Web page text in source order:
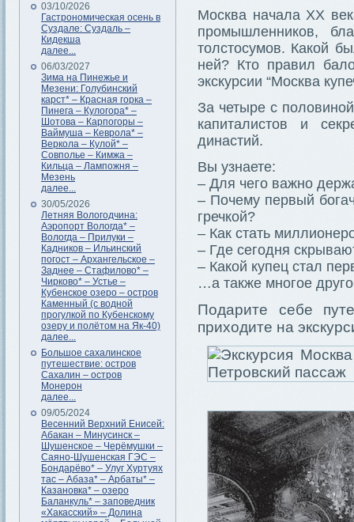
03/10/2026
Гастрономическая осень в
Суздале: Суздаль –
Кидекша
далее...
06/03/2027
Зима на Пинежье и
Мезени: Голубинский
карст* – Красная горка –
Пинега – Кулогора* –
Шотова – Карпогоры –
Ваймуша – Кеврола* –
Веркола – Кулой* –
Совполье – Кимжа –
Кильца – Лампожня –
Мезень
далее...
30/05/2026
Летняя Вологодчина:
Аэропорт Вологда* –
Вологда – Прилуки –
Кадников – Ильинский
погост – Архангельское –
Заднее – Стафилово* –
Чирково* – Устье –
Кубенское озеро – остров
Каменный (с водной
прогулкой по Кубенскому
озеру и полётом на Як-40)
далее...
Большое сахалинское
путешествие: остров
Сахалин – остров
Монерон
далее...
09/05/2024
Весенний Верхний Енисей:
Абакан – Минусинск –
Шушенское – Черёмушки –
Саяно-Шушенская ГЭС –
Бондарёво* – Улуг Хуртуях
тас – Абаза* – Арбаты* –
Казановка* – озеро
Баланкуль* – заповедник
«Хакасский» – Долина
Москва начала XX
промышленников,
толстосумов. Какой
ней? Кто правил
экскурсии “Москва
За четыре с
капиталистов и
династий.
Вы узнаете:
– Для чего важно
– Почему первый
гречкой?
– Как стать
– Где сегодня
– Какой купец стал
…а также многое
Подарите себе
приходите на